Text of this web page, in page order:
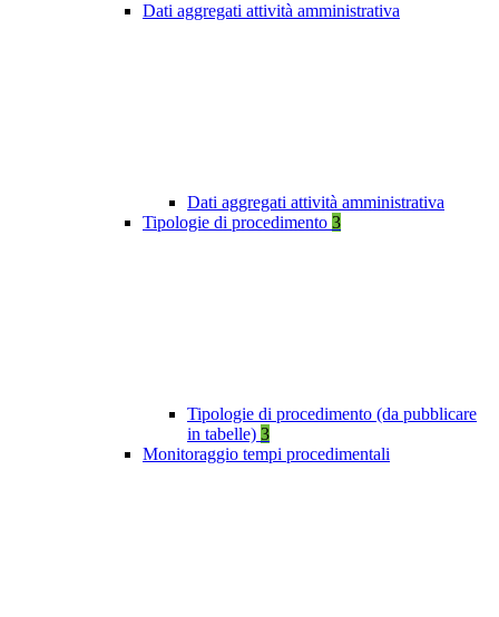
Dati aggregati attività amministrativa
Dati aggregati attività amministrativa
Tipologie di procedimento 3
Tipologie di procedimento (da pubblicare
in tabelle) 3
Monitoraggio tempi procedimentali